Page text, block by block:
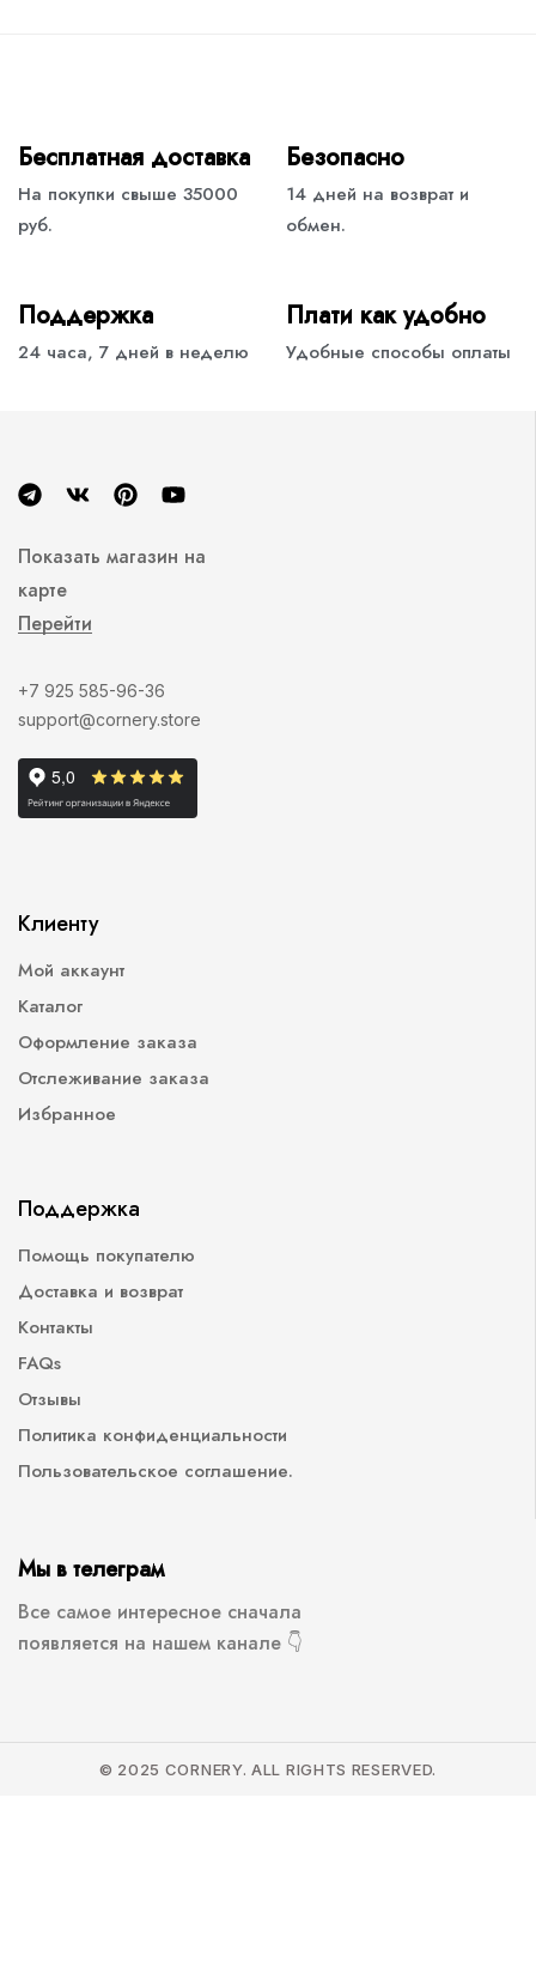
Бесплатная доставка
На покупки свыше 35000
руб.
Безопасно
14 дней на возврат и
обмен.
Поддержка
24 часа, 7 дней в неделю
Плати как удобно
Удобные способы оплаты
Показать магазин на
карте
Перейти
+7 925 585-96-36
support@cornery.store
Клиенту
Мой аккаунт
Каталог
Оформление заказа
Отслеживание заказа
Избранное
Поддержка
Помощь покупателю
Доставка и возврат
Контакты
FAQs
Отзывы
Политика конфиденциальности
Пользовательское соглашение.
Мы в телеграм
Все самое интересное сначала
появляется на нашем канале 👇
© 2025 CORNERY. ALL RIGHTS RESERVED.